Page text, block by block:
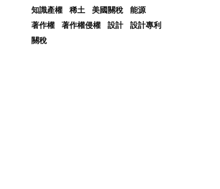
知識產權
稀土 美國關稅
能源
著作權
著作權侵權 設計
設計專利
關稅